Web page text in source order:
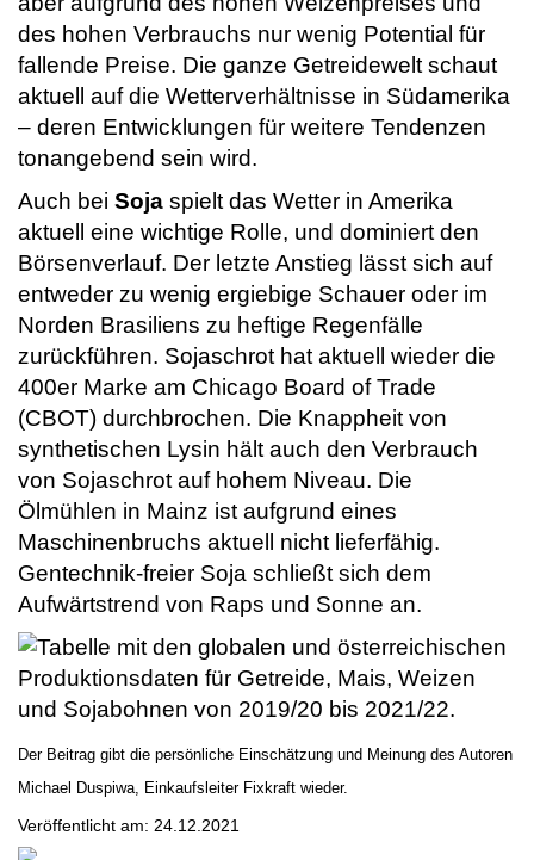
des hohen Verbrauchs nur wenig Potential für
fallende Preise. Die ganze Getreidewelt schaut
aktuell auf die Wetterverhältnisse in Südamerika
– deren Entwicklungen für weitere Tendenzen
tonangebend sein wird.
Auch bei Soja spielt das Wetter in Amerika
aktuell eine wichtige Rolle, und dominiert den
Börsenverlauf. Der letzte Anstieg lässt sich auf
entweder zu wenig ergiebige Schauer oder im
Norden Brasiliens zu heftige Regenfälle
zurückführen. Sojaschrot hat aktuell wieder die
400er Marke am Chicago Board of Trade
(CBOT) durchbrochen. Die Knappheit von
synthetischen Lysin hält auch den Verbrauch
von Sojaschrot auf hohem Niveau. Die
Ölmühlen in Mainz ist aufgrund eines
Maschinenbruchs aktuell nicht lieferfähig.
Gentechnik-freier Soja schließt sich dem
Aufwärtstrend von Raps und Sonne an.
Der Beitrag gibt die persönliche Einschätzung und Meinung des Autoren
Michael Duspiwa, Einkaufsleiter Fixkraft wieder.
Veröffentlicht am: 24.12.2021